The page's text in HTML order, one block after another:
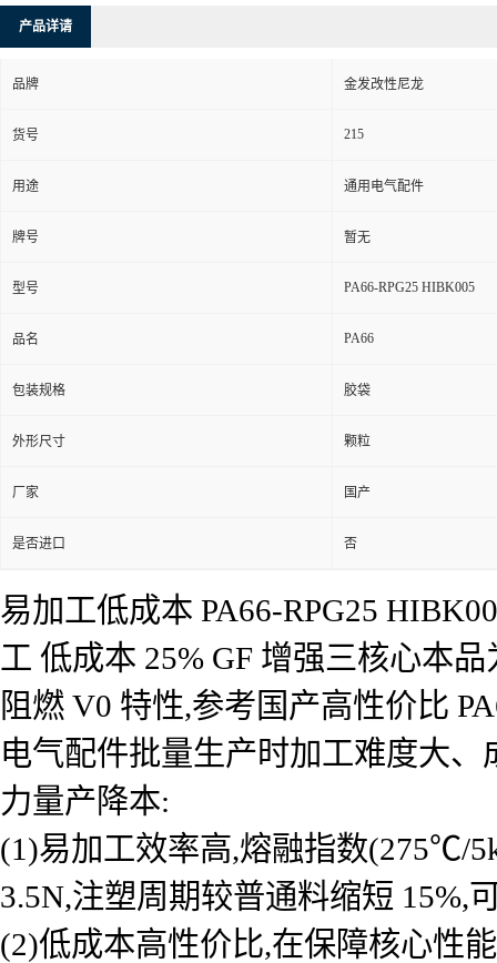
产品详请
品牌 金发改性尼龙
货号 215
用途 通用电气配件
牌号 暂无
型号 PA66-RPG25 HIBK005
品名 PA66
包装规格 胶袋
外形尺寸 颗粒
厂家 国产
是否进口 否
易加工低成本 PA66-RPG25
工 低成本 25% GF 增强三核心本
阻燃 V0 特性,参考国产高性价比
电气配件批量生产时加工难度大
力量产降本:
(1)易加工效率高,熔融指数(275℃/
3.5N,注塑周期较普通料缩短 15%,
(2)低成本高性价比,在保障核心性